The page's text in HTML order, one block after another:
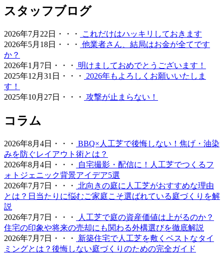
愛犬やペットと暮らすご家庭には、クッション性と清潔さ
を両立した人工芝が非常におすすめです。ベランダや屋
上、お庭の一部に敷くことで、足腰への負担を軽減しつ
つ、雨の日でも手足を汚さずに遊べる専用ドッグランが完
成します。当社の人工芝は高密度で耐久性が高いため、大
型犬が走り回っても簡単にはへたりません。防臭対策や、
排泄物があった際の清掃のしやすさについても、飼い主様
の飼育状況に合わせた最適なプランをご提案させていただ
きます。ペットも家族の一員として、ストレスなく自由に
動き回れる健康的な住環境を一緒に形にしていきましょ
「人工芝はプラスチック感が強くて安っぽい」という古い
イメージをお持ちの方こそ、ぜひ当社の製品を手に取って
みてください。最新のモデルは複数の色を混生させ、葉の
向きやツヤまで計算されており、驚くほど自然な風合いで
す。一度敷けば10年以上にわたり美しい景観を維持でき、
資産価値の維持にも貢献します。お仕事や育児、家事で忙
しく、お庭の手入れに十分な時間を割けない皆様へ、手間
いらずで上質な暮らしをご提案いたします。住宅街でも、
お隣への枯れ葉の飛散を防ぐ対策として人工芝を選ばれる
方が増えています。機能性と美観を両立させましょう。
スタッフブログ
2026年7月22日・・・
これだけはハッキリしておきます
2026年5月18日・・・ 他業者さん、結局はお金が全てです
か？
2026年1月7日・・・
明けましておめでとうございます！
2025年12月31日・・・
2026年もよろしくお願いいたしま
す！
2025年10月27日・・・ 攻撃が止まらない！
コラム
2026年8月4日・・・ BBQ×人工芝で後悔しない！焦げ・油染
みを防ぐレイアウト術とは？
2026年8月4日・・・
自宅撮影・配信に！人工芝でつくるフ
ォトジェニック背景アイデア5選
2026年7月7日・・・ 北向きの庭に人工芝がおすすめな理由
とは？日当たりに悩むご家庭こそ選ばれている庭づくりを解
説
2026年7月7日・・・
人工芝で庭の資産価値は上がるのか？
住宅の印象や将来の売却にも関わる外構選びを徹底解説
2026年7月7日・・・
新築住宅で人工芝を敷くベストなタイ
ミングとは？後悔しない庭づくりのための完全ガイド